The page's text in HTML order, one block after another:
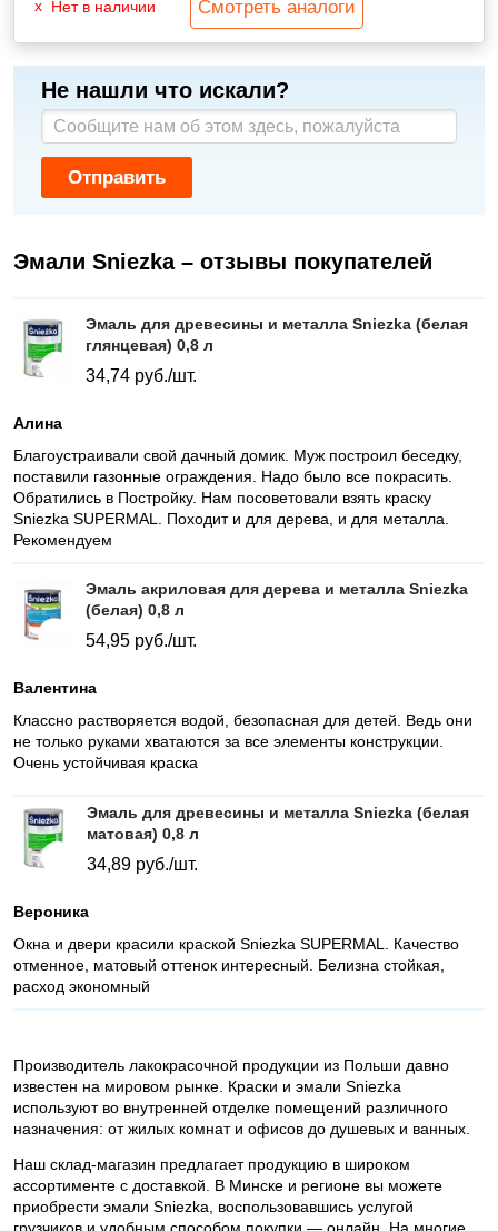
Нет в наличии Смотреть аналоги
Не нашли что искали?
Отправить
Эмали Sniezka – отзывы покупателей
Эмаль для древесины и металла Sniezka (белая
глянцевая) 0,8 л
34,74 руб./шт.
Алина
Благоустраивали свой дачный домик. Муж построил беседку,
поставили газонные ограждения. Надо было все покрасить.
Обратились в Постройку. Нам посоветовали взять краску
Sniezka SUPERMAL. Походит и для дерева, и для металла.
Рекомендуем
Эмаль акриловая для дерева и металла Sniezka
(белая) 0,8 л
54,95 руб./шт.
Валентина
Классно растворяется водой, безопасная для детей. Ведь они
не только руками хватаются за все элементы конструкции.
Очень устойчивая краска
Эмаль для древесины и металла Sniezka (белая
матовая) 0,8 л
34,89 руб./шт.
Вероника
Окна и двери красили краской Sniezka SUPERMAL. Качество
отменное, матовый оттенок интересный. Белизна стойкая,
расход экономный
Производитель лакокрасочной продукции из Польши давно
известен на мировом рынке. Краски и эмали Sniezka
используют во внутренней отделке помещений различного
назначения: от жилых комнат и офисов до душевых и ванных.
Наш склад-магазин предлагает продукцию в широком
ассортименте с доставкой. В Минске и регионе вы можете
приобрести эмали Sniezka, воспользовавшись услугой